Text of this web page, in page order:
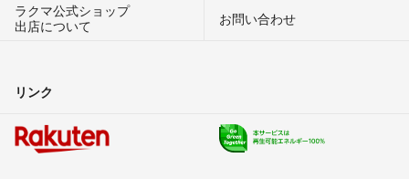
ラクマ公式ショップ
出店について
お問い合わせ
リンク